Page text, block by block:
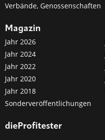
Verbände, Genossenschaften
Magazin
Jahr 2026
Jahr 2024
Jahr 2022
Jahr 2020
Jahr 2018
Sonderveröffentlichungen
dieProfitester